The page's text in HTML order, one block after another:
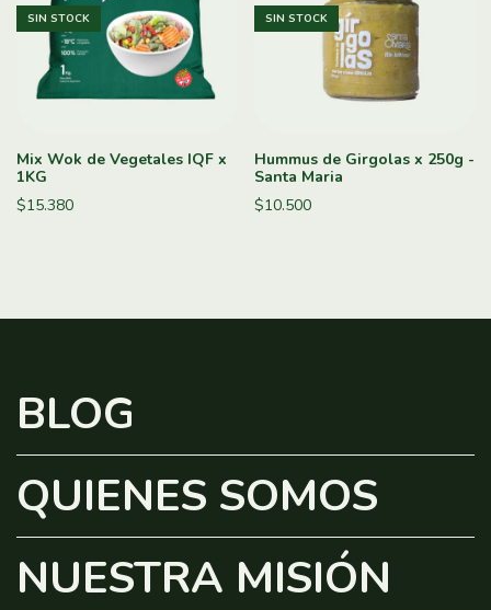
SIN STOCK
Mix Wok de Vegetales IQF x
1KG
$15.380
SIN STOCK
Hummus de Girgolas x 250g -
Santa Maria
$10.500
BLOG
QUIENES SOMOS
NUESTRA MISIÓN